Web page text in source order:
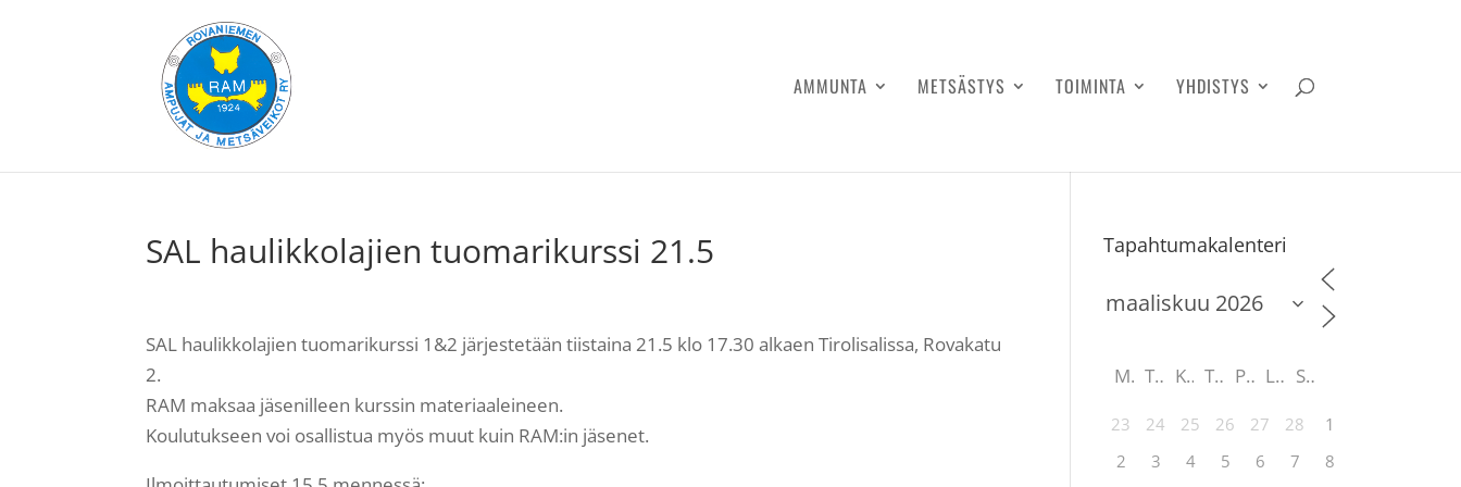
AMMUNTA METSÄSTYS TOIMINTA YHDISTYS
SAL haulikkolajien tuomarikurssi 21.5
SAL haulikkolajien tuomarikurssi 1&2 järjestetään tiistaina 21.5 klo 17.30 alkaen Tirolisalissa, Rovakatu
2.
RAM maksaa jäsenilleen kurssin materiaaleineen.
Koulutukseen voi osallistua myös muut kuin RAM:in jäsenet.
Tapahtumakalenteri
M T K T P L S
23 24 25 26 27 28
1
2
3 4 5 6 7
8